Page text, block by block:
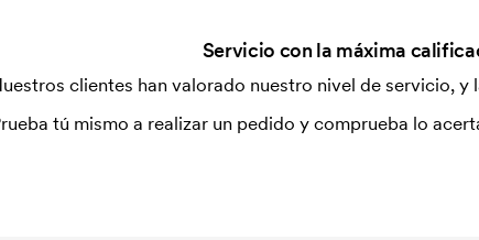
Servicio con la máxima
clientes han valorado nuestro nivel de servicio, y
tú mismo a realizar un pedido y comprueba lo